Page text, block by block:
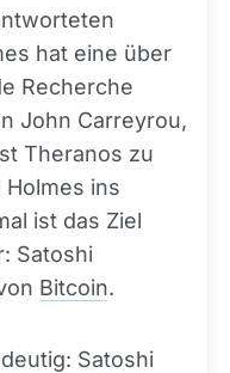
hat eine über
Recherche
John Carreyrou,
Theranos zu
Holmes ins
ist das Ziel
Satoshi
Bitcoin.
Satoshi